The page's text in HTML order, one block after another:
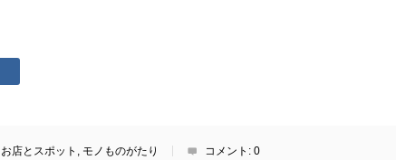
お店とスポット モノものがたり コメント: 0